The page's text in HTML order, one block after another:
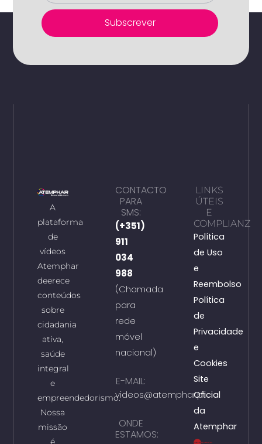
Subscrever
A
plataforma
de
vídeos
Atemphar
deerece
conteúdos
sobre
cidadania
ativa,
saúde
integral
e
empreendedorismo.
Nossa
missão
é
CONTACTO
PARA
SMS:
(+351)
911
034
988
(Chamada
para
rede
móvel
nacional)
E-MAIL:
videos@atemphar.pt
ONDE
ESTAMOS:
LINKS
ÚTEIS
E
COMPLIANZ
Política
de Uso
e
Reembolso
Política
de
Privacidade
e
Cookies
Site
Oficial
da
Atemphar